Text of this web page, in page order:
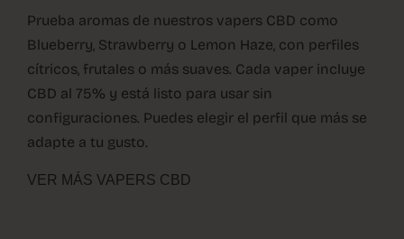
Prueba aromas de nuestros vapers CBD como
Blueberry, Strawberry o Lemon Haze, con perfiles
cítricos, frutales o más suaves. Cada vaper incluye
CBD al 75% y está listo para usar sin
configuraciones. Puedes elegir el perfil que más se
adapte a tu gusto.
VER MÁS VAPERS CBD